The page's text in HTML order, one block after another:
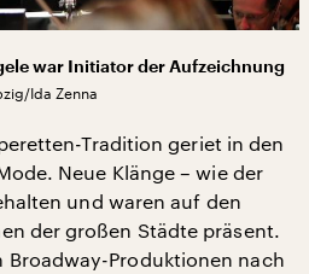
war Initiator der Aufzeichnung
Ida Zenna
Tradition geriet in den
Neue Klänge – wie der
und waren auf den
der großen Städte präsent.
Produktionen nach